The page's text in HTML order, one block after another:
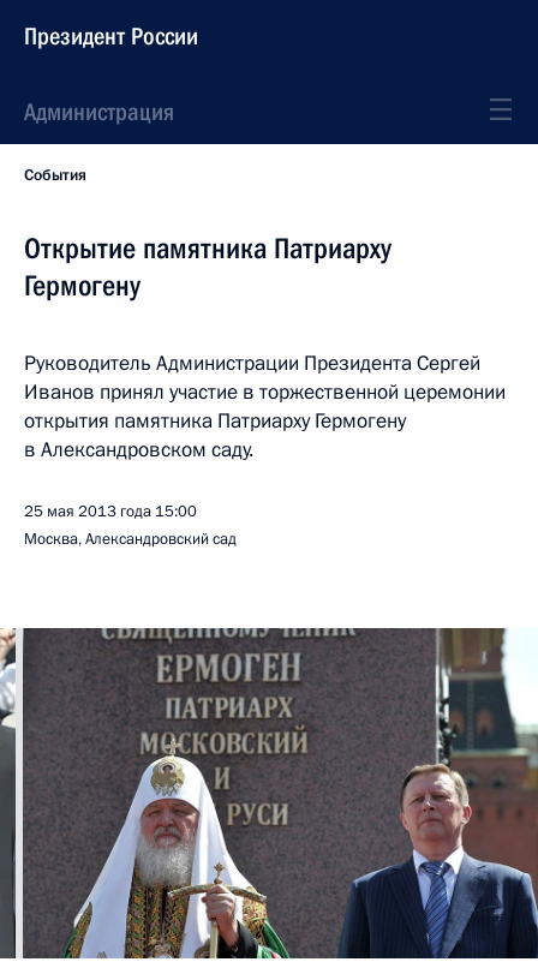
Президент России
Администрация
События
Открытие памятника Патриарху
Гермогену
Руководитель Администрации Президента Сергей
Иванов принял участие в торжественной церемонии
открытия памятника Патриарху Гермогену
в Александровском саду.
25 мая 2013 года 15:00
Москва, Александровский сад